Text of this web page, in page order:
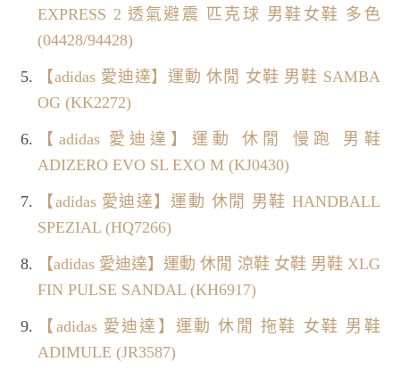
EXPRESS 2 透氣避震 匹克球 男鞋女鞋 多色
(04428/94428)
【adidas 愛迪達】運動 休閒 女鞋 男鞋 SAMBA
OG (KK2272)
【adidas 愛迪達】運動 休閒 慢跑 男鞋
ADIZERO EVO SL EXO M (KJ0430)
【adidas 愛迪達】運動 休閒 男鞋 HANDBALL
SPEZIAL (HQ7266)
【adidas 愛迪達】運動 休閒 涼鞋 女鞋 男鞋 XLG
FIN PULSE SANDAL (KH6917)
【adidas 愛迪達】運動 休閒 拖鞋 女鞋 男鞋
ADIMULE (JR3587)